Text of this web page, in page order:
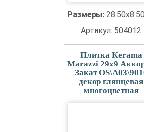
Размеры:
Артикул: 504012
Плитка Kerama
Marazzi 29x9
Закат
декор глянцевая
многоцветная